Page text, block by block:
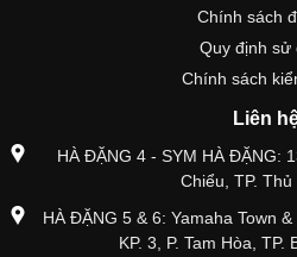
Chính sách
Quy định sử
Chính sách
Liên
HÀ ĐẶNG 4 - SYM HÀ ĐẶNG:
Chiểu, TP.
HÀ ĐẶNG 5 & 6: Yamaha Town
KP. 3, P. Tam Hòa,